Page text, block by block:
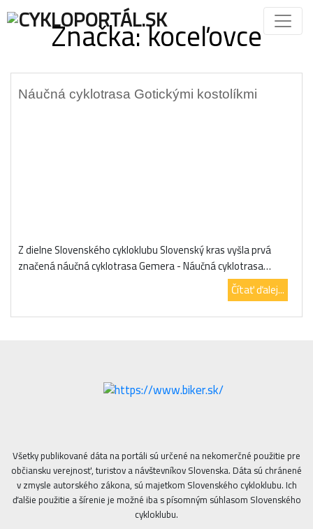
Značka:koceľovce
Náučná cyklotrasa Gotickými kostolíkmi
Z dielne Slovenského cykloklubu Slovenský kras vyšla prvá
značená náučná cyklotrasa Gemera - Náučná cyklotrasa…
Čítať ďalej...
Všetky publikované dáta na portáli sú určené na nekomerčné použitie pre
občiansku verejnosť, turistov a návštevníkov Slovenska. Dáta sú chránené
v zmysle autorského zákona, sú majetkom Slovenského cykloklubu. Ich
ďalšie použitie a šírenie je možné iba s písomným súhlasom Slovenského
cykloklubu.